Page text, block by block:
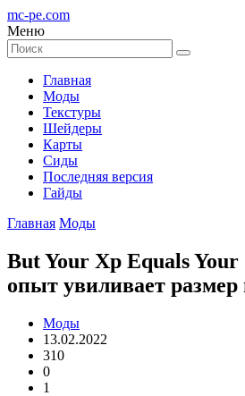
mc-pe.com
Меню
Главная
Моды
Текстуры
Шейдеры
Карты
Сиды
Последняя версия
Гайды
Главная Моды
But Your Xp Equals
опыт увиливает размер
Моды
13.02.2022
310
0
1